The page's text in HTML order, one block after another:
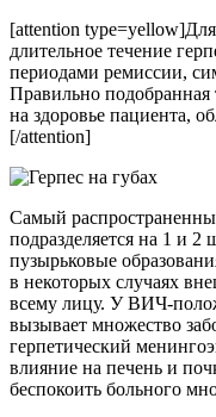
[attention
длительное течение
периодами ремиссии,
Правильно подобранная
на здоровье пациента,
[/attention]
Самый
подразделяется на 1 и
пузырьковые
в некоторых случаях
всему лицу. У ВИЧ-
вызывает множество
герпетический
влияние на печень и
беспокоить больного